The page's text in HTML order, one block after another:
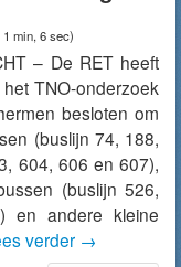
min, 6 sec)
– De RET heeft
TNO-onderzoek
besloten om
(buslijn 74, 188,
604, 606 en 607),
(buslijn 526,
en andere kleine
verder →